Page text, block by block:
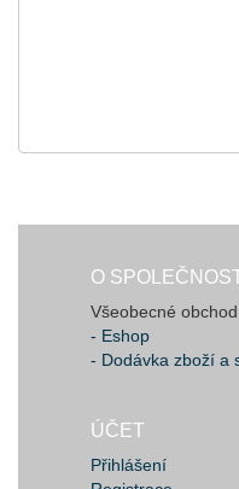
O
Všeobecné
- Eshop
- Dodávka zboží a
ÚČET
Přihlášení